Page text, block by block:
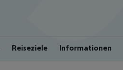
Reiseziele Informationen